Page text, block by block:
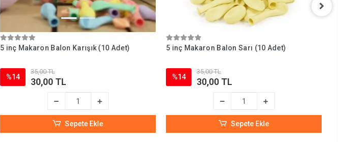
5 inç Makaron Balon Karışık (10 Adet)
%14
35,00 TL
30,00 TL
Sepete Ekle
5 inç Makaron Balon Sarı (10 Adet)
%14
35,00 TL
30,00 TL
Sepete Ekle